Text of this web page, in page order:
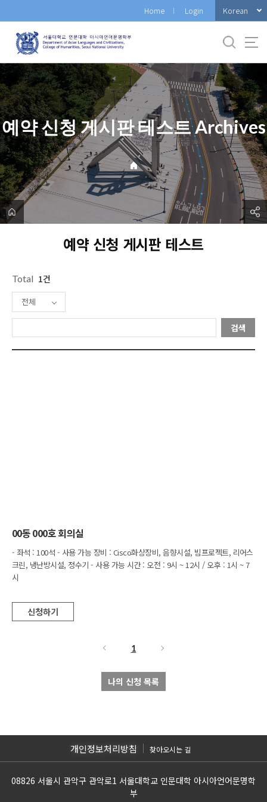
로
메
뉴
Home Login Korean
예약 신청 게시판 테스트 Archives
예약 신청 게시판 테스트
Total 1건
전체
검색
00동 000호 회의실
- 좌석 : 100석 - 사용 가능 장비 : Cisco화상장비, 음향시설, 빔프로젝트, 리어스
크린, 냉난방시설, 정수기 - 사용 가능 시간 : 오전 : 9시 ~ 12시 / 오후 : 1시 ~ 7
시
신청하기
1
나의 신청 목록
개인정보처리방침 찾아오시는 길
08826 서울시 관악구 관악로1 서울대학교 인문대학 아시아언어문명학
부